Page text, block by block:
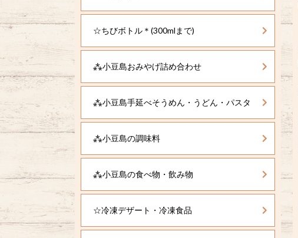
☆ちびボトル＊(300mlまで)
⁂小豆島おみやげ詰め合わせ
⁂小豆島手延べそうめん・うどん・パスタ
⁂小豆島の調味料
⁂小豆島の食べ物・飲み物
☆冷凍デザート・冷凍食品